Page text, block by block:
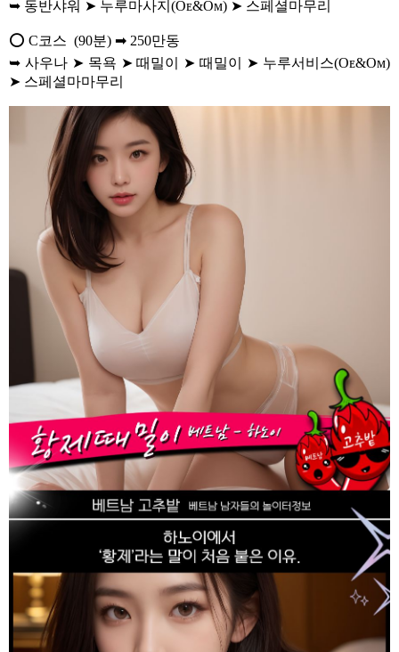
➥ 동반샤워 ➤ 누루마사지(Oᴇ&Oᴍ) ➤ 스페셜마무리
⭕ C코스 (90분) ➡ 250만동
➥ 사우나 ➤ 목욕 ➤ 때밀이 ➤ 때밀이 ➤ 누루서비스(Oᴇ&Oᴍ)
➤ 스페셜마마무리